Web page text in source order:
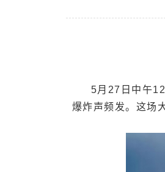
Frad智库
关于我们
5月27日中午
爆炸声频发。这场